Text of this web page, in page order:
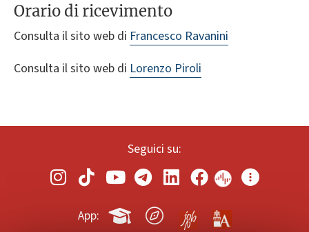
Orario di ricevimento
Consulta il sito web di Francesco Ravanini
Consulta il sito web di Lorenzo Piroli
Seguici su:
App: